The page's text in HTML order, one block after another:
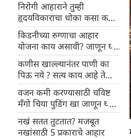
निरोगी आहाराने तुम्ही
हृदयविकाराचा धोका कसा कमी
करू शकता? उपाय जाणून घ्या
किडनीच्या रुग्णाचा आहार
योजना काय असावी? जाणून घ्या
काय खावे आणि काय खाऊ नये
कणीस खाल्ल्यानंतर पाणी का
पिऊ नये ? सत्य काय आहे ते
जाणून घ्या
वजन कमी करण्यासाठी चविष्ट
मँगो चिया पुडिंग खा जाणून घ्या
रेसिपी
नखं सतत तुटतात? मजबूत
नखांसाठी 5 प्रकाराचे आहार